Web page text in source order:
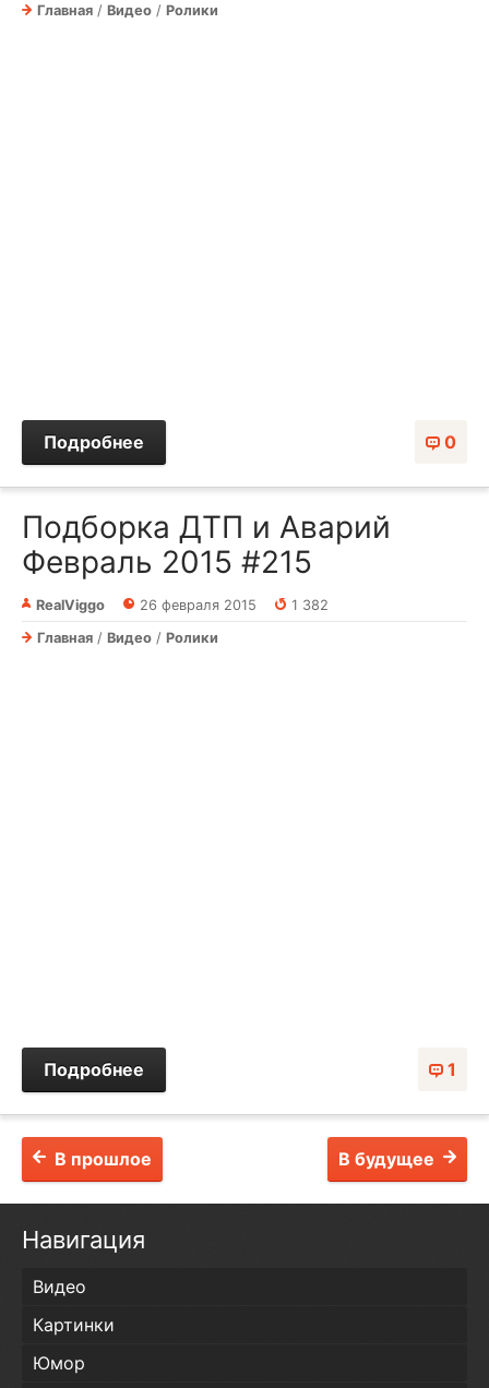
Главная / Видео / Ролики
0
Подробнее
Подборка ДТП и Аварий
Февраль 2015 #215
RealViggo 26 февраля 2015
1 382
Главная / Видео / Ролики
1
Подробнее
В будущее
В прошлое
Навигация
Видео
Картинки
Юмор